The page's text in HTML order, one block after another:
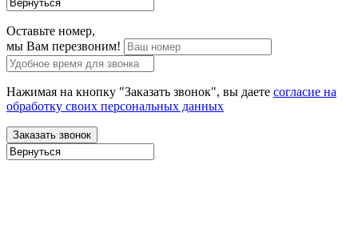
Оставьте номер,
мы Вам перезвоним!
Нажимая на кнопку "Заказать звонок", вы даете согласие на
обработку своих персональных данных